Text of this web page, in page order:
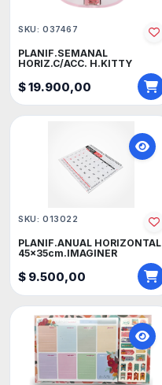
SKU: 037467
PLANIF.SEMANAL
HORIZ.C/ACC. H.KITTY
$ 19.900,00
SKU: 013022
PLANIF.ANUAL HORIZONTAL
45x35cm.IMAGINER
$ 9.500,00